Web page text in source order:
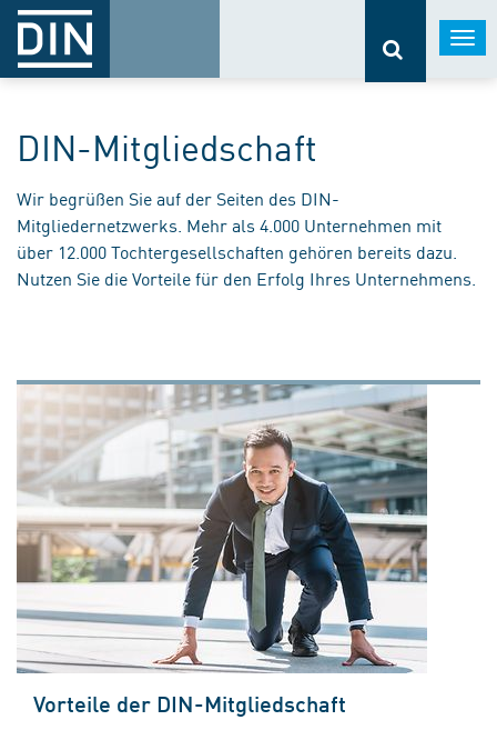
DIN-Mitgliedschaft
Wir begrüßen Sie auf der Seiten des DIN-
Mitgliedernetzwerks. Mehr als 4.000 Unternehmen mit
über 12.000 Tochtergesellschaften gehören bereits dazu.
Nutzen Sie die Vorteile für den Erfolg Ihres Unternehmens.
Vorteile der DIN-Mitgliedschaft